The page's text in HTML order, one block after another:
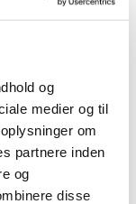
og
medier og til
om
partnere inden
og
disse